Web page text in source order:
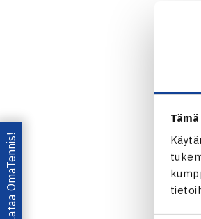
Lataa OmaTennis!